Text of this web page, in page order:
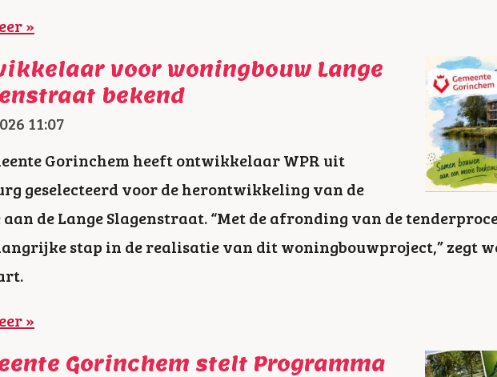
»
voor woningbouw Lange
bekend
11:07
Gorinchem heeft ontwikkelaar WPR uit
geselecteerd voor de herontwikkeling van de
de Lange Slagenstraat. “Met de afronding van de
stap in de realisatie van dit woningbouwproject,” zegt
»
Gorinchem stelt Programma